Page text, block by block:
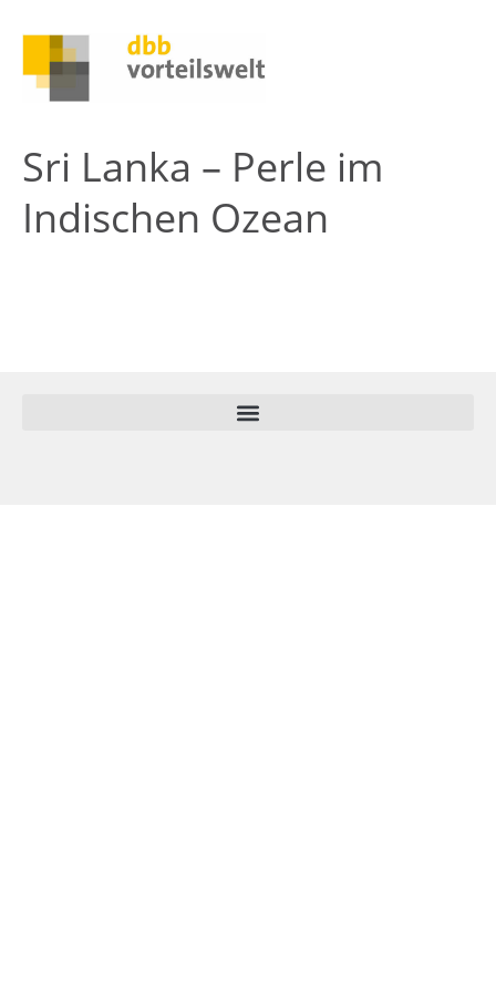
Sri Lanka – Perle im
Indischen Ozean